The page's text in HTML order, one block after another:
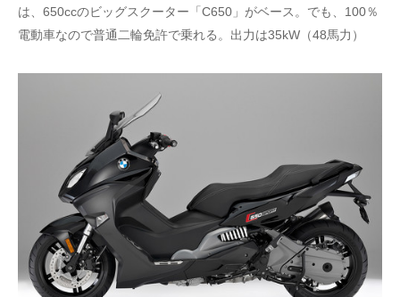
は、650ccのビッグスクーター「C650」がベース。でも、100％
電動車なので普通二輪免許で乗れる。出力は35kW（48馬力）